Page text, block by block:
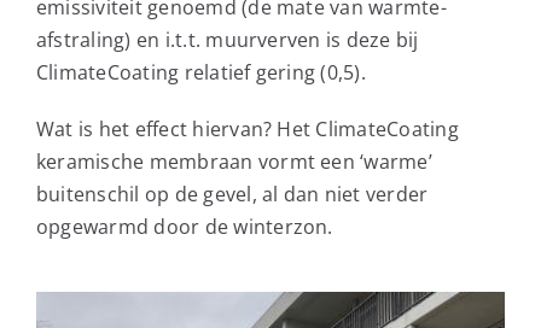
emissiviteit genoemd (de mate van warmte-
afstraling) en i.t.t. muurverven is deze bij
ClimateCoating relatief gering (0,5).
Wat is het effect hiervan? Het ClimateCoating
keramische membraan vormt een ‘warme’
buitenschil op de gevel, al dan niet verder
opgewarmd door de winterzon.